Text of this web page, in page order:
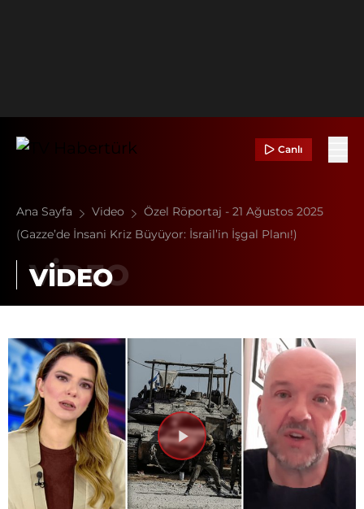
Canlı
Ana Sayfa Video
Özel Röportaj - 21 Ağustos 2025
(Gazze’de İnsani Kriz Büyüyor: İsrail’in İşgal Planı!)
VİDEO
Videoyu
Oynat